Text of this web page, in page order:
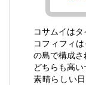
コサムイはタ
コフィフィ
の島で構成さ
どちらも高い
素晴らしい